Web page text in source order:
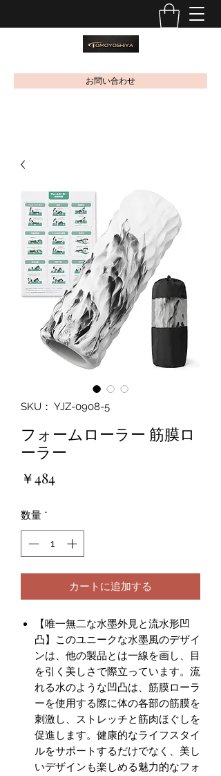
お問い合わせ
SKU： YJZ-0908-5
フォームローラー 筋膜ロ
ーラー
￥484
数量 *
カートに追加する
【唯一無二な水墨外見と流水形凹
凸】このユニークな水墨風のデザイ
ンは、他の製品とは一線を画し、目
を引く美しさで際立っています。流
れる水のような凹凸は、筋膜ローラ
ーを使用する際に体の各部の筋膜を
刺激し、ストレッチと筋肉ほぐしを
促進します。健康的なライフスタイ
ルをサポートするだけでなく、美し
いデザインも楽しめる魅力的なフォ